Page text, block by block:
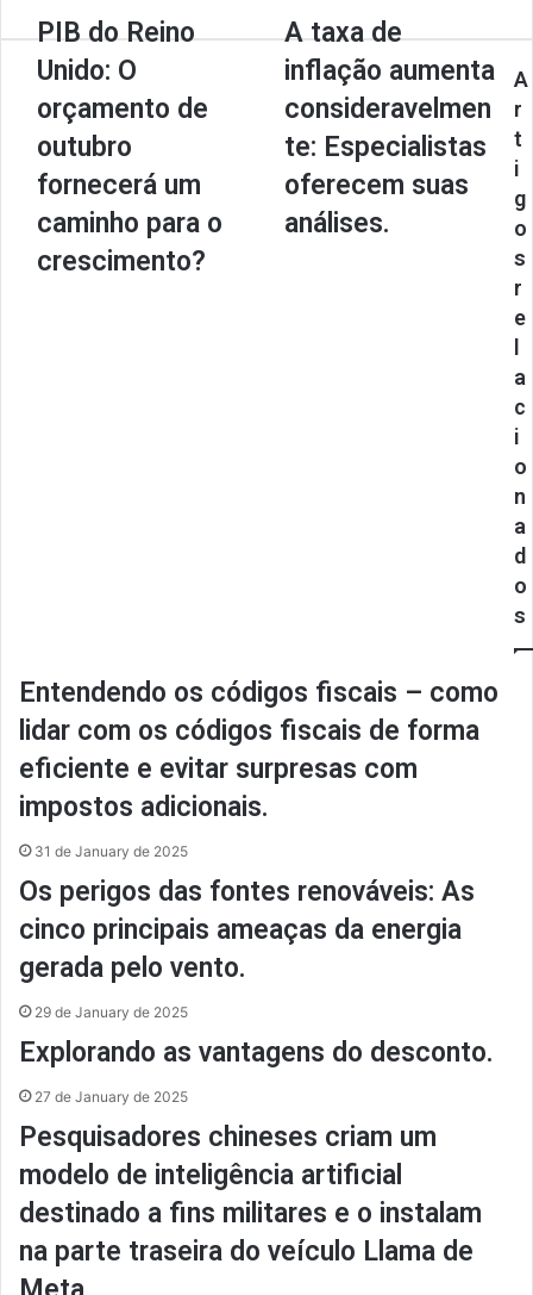
PIB do Reino
Unido: O
orçamento de
outubro
fornecerá um
caminho para o
crescimento?
A taxa de
inflação aumenta
consideravelmen
te: Especialistas
oferecem suas
análises.
A
r
t
i
g
o
s
r
e
a
c
i
o
n
a
d
o
s
Entendendo os códigos fiscais – como
lidar com os códigos fiscais de forma
eficiente e evitar surpresas com
impostos adicionais.
31 de January de 2025
Os perigos das fontes renováveis: As
cinco principais ameaças da energia
gerada pelo vento.
29 de January de 2025
Explorando as vantagens do desconto.
27 de January de 2025
Pesquisadores chineses criam um
modelo de inteligência artificial
destinado a fins militares e o instalam
na parte traseira do veículo Llama de